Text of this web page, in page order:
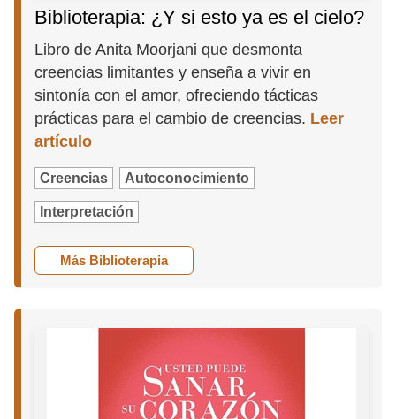
Biblioterapia: ¿Y si esto ya es el cielo?
Libro de Anita Moorjani que desmonta
creencias limitantes y enseña a vivir en
sintonía con el amor, ofreciendo tácticas
prácticas para el cambio de creencias. Leer
artículo
Creencias Autoconocimiento
Interpretación
Más Biblioterapia